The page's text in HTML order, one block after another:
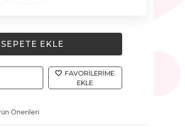
SEPETE EKLE
FAVORILERIME
EKLE
Önerileri